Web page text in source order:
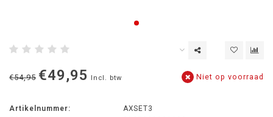
€54,95 €49,95 Incl. btw Niet op voorraad
Artikelnummer:
AXSET3